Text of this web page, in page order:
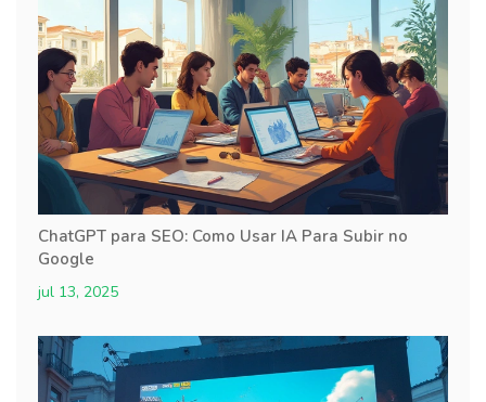
ChatGPT para SEO: Como Usar IA Para Subir no
Google
jul 13, 2025